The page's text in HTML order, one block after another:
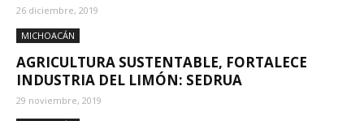
26 diciembre, 2019
MICHOACÁN
AGRICULTURA SUSTENTABLE, FORTALECE
INDUSTRIA DEL LIMÓN: SEDRUA
29 noviembre, 2019